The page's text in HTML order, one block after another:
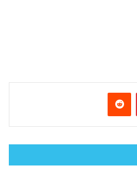
بينتيريست